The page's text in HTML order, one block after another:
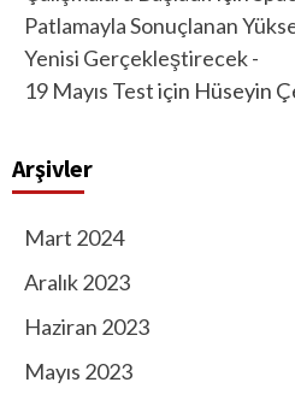
Patlamayla Sonuçlanan
Yenisi Gerçekleştirecek -
19 Mayıs Testiçin Hüseyin
Arşivler
Mart 2024
Aralık 2023
Haziran 2023
Mayıs 2023